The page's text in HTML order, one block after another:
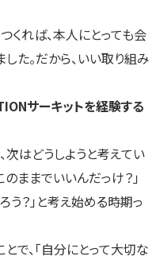
くれば、本人にとっても会
た。だから、いい取り組み
サーキットを経験する
次はどうしようと考えてい
ままでいいんだっけ？」
う？」と考え始める時期っ
で、「自分にとって大切な